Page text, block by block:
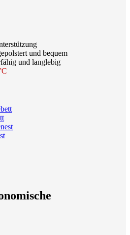
und bequem
und langlebig